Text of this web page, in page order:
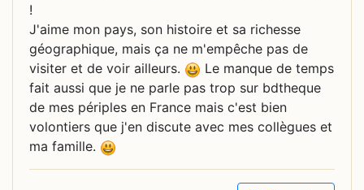
!
J'aime mon pays, son histoire et sa richesse
géographique, mais ça ne m'empêche pas de
visiter et de voir ailleurs.
Le manque de temps
fait aussi que je ne parle pas trop sur bdtheque
de mes périples en France mais c'est bien
volontiers que j'en discute avec mes collègues et
ma famille.